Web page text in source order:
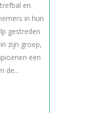
en
in hun
gestreden
zijn groep,
een
de...